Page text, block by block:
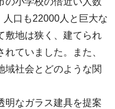
口も22000人と巨大な
敷地は狭く、建てられ
ていました。また、
域社会とどのような関
なガラス建具を提案